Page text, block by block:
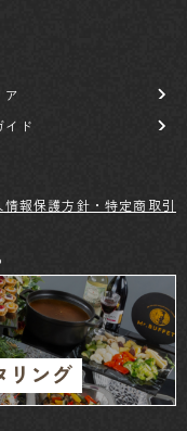
ア
イド
情報保護方針・特定商取引